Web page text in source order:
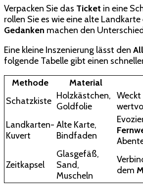
Verpacken Sie das Ticket in eine
rollen Sie es wie eine alte Landkarte
Gedanken machen den
Eine kleine Inszenierung lässt den
folgende Tabelle gibt einen
Methode
Material
Schatzkiste Holzkästchen,
Goldfolie
Weckt
Landkarten-
Kuvert
Alte Karte,
Bindfaden
Zeitkapsel
Glasgefäß,
Sand,
Muscheln
dem